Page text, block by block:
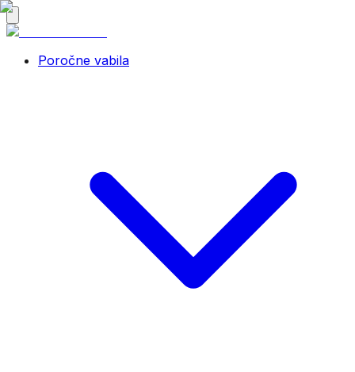
Poročne vabila